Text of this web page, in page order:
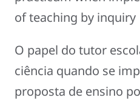
of teaching by inquiry
O papel do tutor
ciência quando se
proposta de ensino